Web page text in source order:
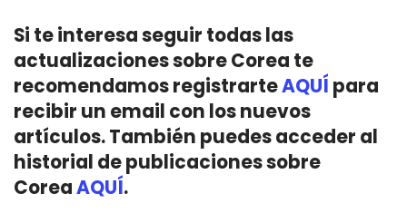
Si te interesa seguir todas las
actualizaciones sobre Corea te
recomendamos registrarteAQUÍ para
recibir un email con los nuevos
artículos. También puedes acceder al
historial de publicaciones sobre
CoreaAQUÍ.